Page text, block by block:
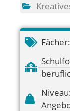
Fächer: